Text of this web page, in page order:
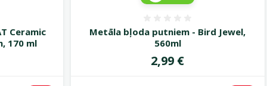
Ceramic
170 ml
Metāla bļoda putniem - Bird Jewel,
560ml
Cena
2,99 €